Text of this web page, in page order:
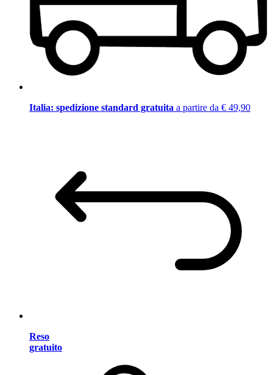
Italia: spedizione standard gratuita a partire da € 49,90
Reso
gratuito